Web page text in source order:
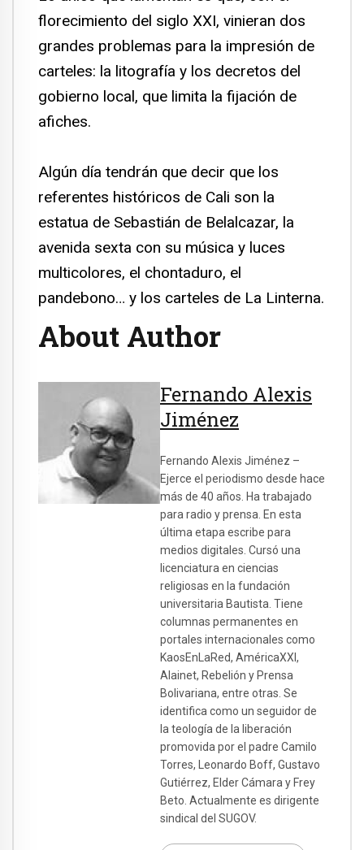
florecimiento del siglo XXI, vinieran dos
grandes problemas para la impresión de
carteles: la litografía y los decretos del
gobierno local, que limita la fijación de
afiches.
Algún día tendrán que decir que los
referentes históricos de Cali son la
estatua de Sebastián de Belalcazar, la
avenida sexta con su música y luces
multicolores, el chontaduro, el
pandebono… y los carteles de La Linterna.
About Author
Fernando Alexis
Jiménez
Fernando Alexis Jiménez –
Ejerce el periodismo desde hace
más de 40 años. Ha trabajado
para radio y prensa. En esta
última etapa escribe para
medios digitales. Cursó una
licenciatura en ciencias
religiosas en la fundación
universitaria Bautista. Tiene
columnas permanentes en
portales internacionales como
KaosEnLaRed, AméricaXXI,
Alainet, Rebelión y Prensa
Bolivariana, entre otras. Se
identifica como un seguidor de
la teología de la liberación
promovida por el padre Camilo
Torres, Leonardo Boff, Gustavo
Gutiérrez, Elder Cámara y Frey
Beto. Actualmente es dirigente
sindical del SUGOV.